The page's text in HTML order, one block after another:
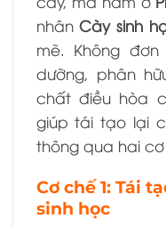
nhânCày sinh
mẽ. Không
dưỡng, phân
chất điều hòa
giúp tái tạo lại
thông qua hai
Cơ chế 1: Tái
sinh học